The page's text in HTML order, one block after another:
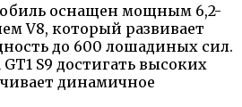
оснащен мощным 6,2-
V8, который развивает
до 600 лошадиных сил.
S9 достигать высоких
динамичное